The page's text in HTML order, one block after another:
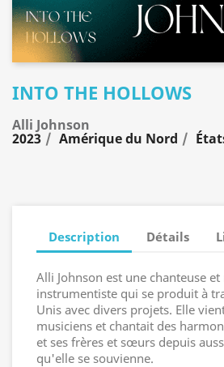
INTO THE HOLLOWS
Alli Johnson
2023 Amérique du Nord
Description Détails
Alli Johnson est une chanteuse
instrumentiste qui se produit à
Unis avec divers projets. Elle
musiciens et chantait des
et ses frères et sœurs depuis
qu'elle se souvienne.